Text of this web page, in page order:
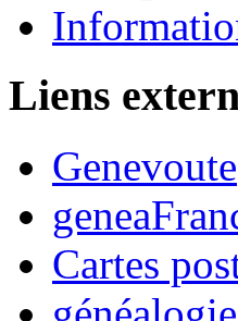
Liens
Genevoute
Cartes